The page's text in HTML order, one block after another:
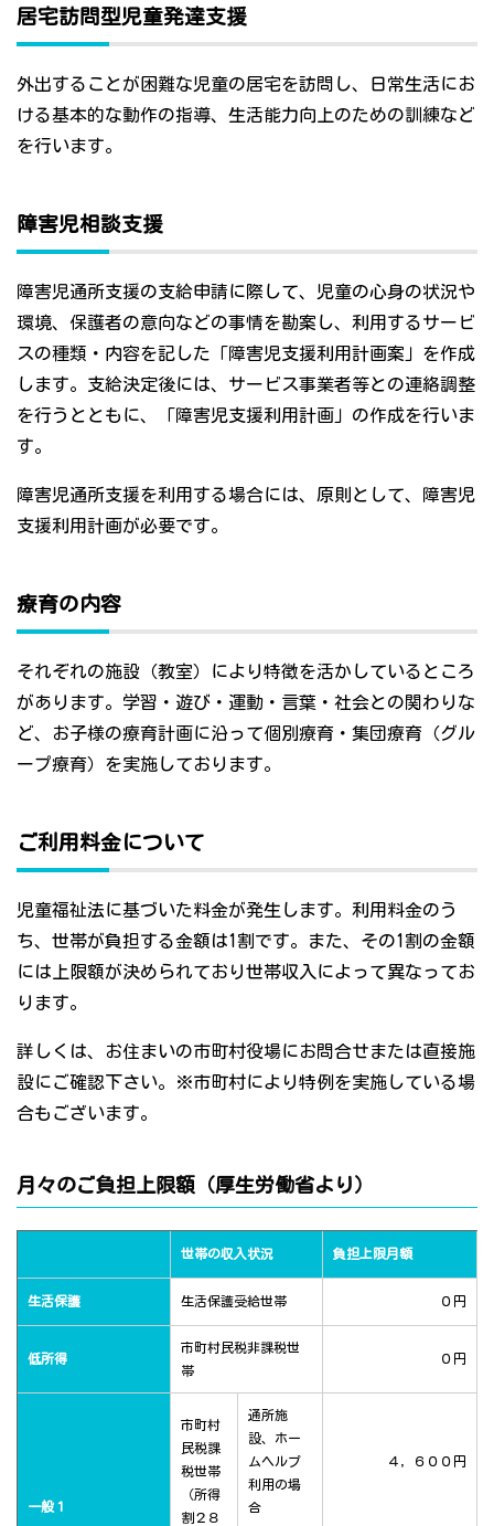
居宅訪問型児童発達支援
外出することが困難な児童の居宅を訪問し、日常生活にお
ける基本的な動作の指導、生活能力向上のための訓練など
を行います。
障害児相談支援
障害児通所支援の支給申請に際して、児童の心身の状況や
環境、保護者の意向などの事情を勘案し、利用するサービ
スの種類・内容を記した「障害児支援利用計画案」を作成
します。支給決定後には、サービス事業者等との連絡調整
を行うとともに、「障害児支援利用計画」の作成を行いま
す。
障害児通所支援を利用する場合には、原則として、障害児
支援利用計画が必要です。
療育の内容
それぞれの施設（教室）により特徴を活かしているところ
があります。学習・遊び・運動・言葉・社会との関わりな
ど、お子様の療育計画に沿って個別療育・集団療育（グル
ープ療育）を実施しております。
ご利用料金について
児童福祉法に基づいた料金が発生します。利用料金のう
ち、世帯が負担する金額は1割です。また、その1割の金額
には上限額が決められており世帯収入によって異なってお
ります。
詳しくは、お住まいの市町村役場にお問合せまたは直接施
設にご確認下さい。※市町村により特例を実施している場
合もございます。
月々のご負担上限額（厚生労働省より）
世帯の収入状況 負担上限月額
生活保護 生活保護受給世帯 ０円
低所得
市町村民税非課税世
帯
０円
一般１
市町村
民税課
税世帯
（所得
割２８
通所施
設、ホー
ムヘルプ
利用の場
合
４，６００円